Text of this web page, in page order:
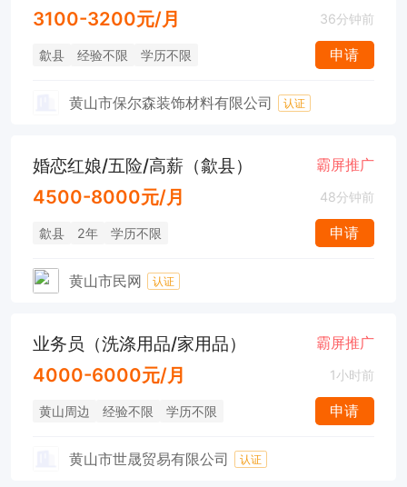
3100-3200元/月 36分钟前
歙县 经验不限 学历不限 申请
黄山市保尔森装饰材料有限公司 认证
婚恋红娘/五险/高薪（歙县） 霸屏推广
4500-8000元/月 48分钟前
歙县 2年 学历不限 申请
黄山市民网 认证
业务员（洗涤用品/家用品） 霸屏推广
4000-6000元/月 1小时前
黄山周边 经验不限 学历不限 申请
黄山市世晟贸易有限公司 认证